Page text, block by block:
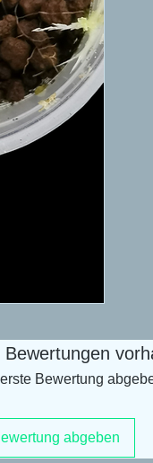
Bewertungen
Bewertung
abgeben